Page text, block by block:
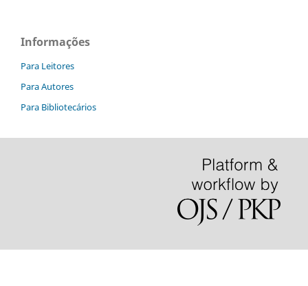
Informações
Para Leitores
Para Autores
Para Bibliotecários